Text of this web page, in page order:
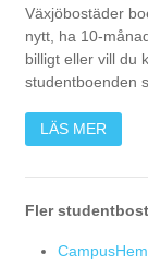
Växjöbostäder
nytt, ha 10-
billigt eller vill du
studentboenden
LÄS MER
Fler
CampusHem